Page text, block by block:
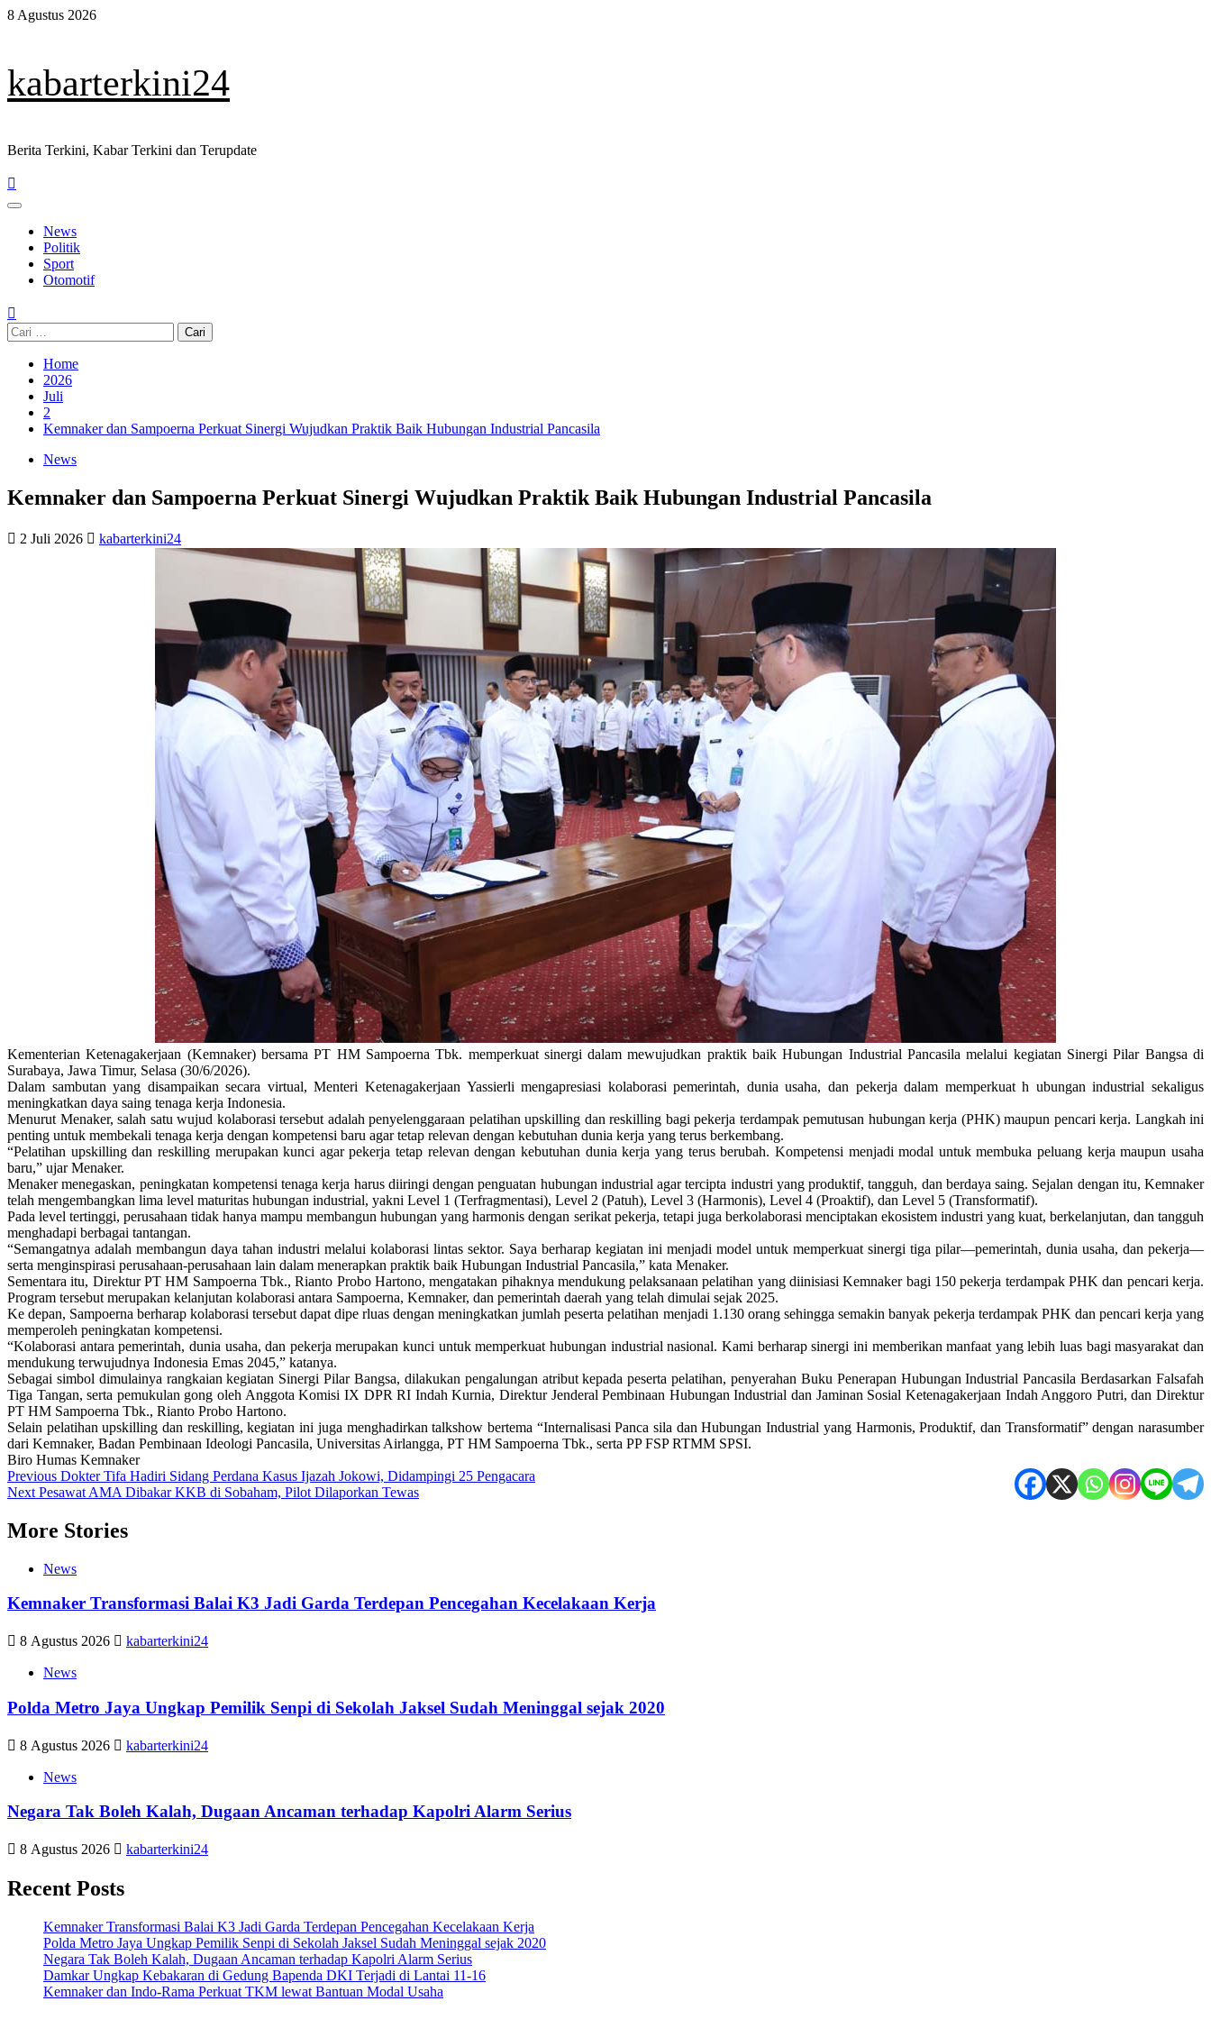
Skip
8 Agustus 2026
kabarterkini24
Berita Terkini, Kabar Terkini dan Terupdate
Primary
News
Politik
Sport
Otomotif
Cari
untuk:
Home
2026
Juli
2
Kemnaker dan Sampoerna Perkuat Sinergi Wujudkan Praktik Baik Hubungan Industrial Pancasila
News
Kemnaker dan Sampoerna Perkuat Sinergi Wujudkan Praktik Baik Hubungan Industrial Pancasila
2 Juli 2026 kabarterkini24
Kementerian Ketenagakerjaan (Kemnaker) bersama PT HM Sampoerna Tbk. memperkuat sinergi dalam mewujudkan praktik baik Hubungan Industrial Pancasila melalui kegiatan Sinergi Pilar Bangsa di
Surabaya, Jawa Timur, Selasa (30/6/2026).
Dalam sambutan yang disampaikan secara virtual, Menteri Ketenagakerjaan Yassierli mengapresiasi kolaborasi pemerintah, dunia usaha, dan pekerja dalam memperkuat h ubungan industrial sekaligus
meningkatkan daya saing tenaga kerja Indonesia.
Menurut Menaker, salah satu wujud kolaborasi tersebut adalah penyelenggaraan pelatihan upskilling dan reskilling bagi pekerja terdampak pemutusan hubungan kerja (PHK) maupun pencari kerja. Langkah ini
penting untuk membekali tenaga kerja dengan kompetensi baru agar tetap relevan dengan kebutuhan dunia kerja yang terus berkembang.
“Pelatihan upskilling dan reskilling merupakan kunci agar pekerja tetap relevan dengan kebutuhan dunia kerja yang terus berubah. Kompetensi menjadi modal untuk membuka peluang kerja maupun usaha
baru,” ujar Menaker.
Menaker menegaskan, peningkatan kompetensi tenaga kerja harus diiringi dengan penguatan hubungan industrial agar tercipta industri yang produktif, tangguh, dan berdaya saing. Sejalan dengan itu, Kemnaker
telah mengembangkan lima level maturitas hubungan industrial, yakni Level 1 (Terfragmentasi), Level 2 (Patuh), Level 3 (Harmonis), Level 4 (Proaktif), dan Level 5 (Transformatif).
Pada level tertinggi, perusahaan tidak hanya mampu membangun hubungan yang harmonis dengan serikat pekerja, tetapi juga berkolaborasi menciptakan ekosistem industri yang kuat, berkelanjutan, dan tangguh
menghadapi berbagai tantangan.
“Semangatnya adalah membangun daya tahan industri melalui kolaborasi lintas sektor. Saya berharap kegiatan ini menjadi model untuk memperkuat sinergi tiga pilar—pemerintah, dunia usaha, dan pekerja—
serta menginspirasi perusahaan-perusahaan lain dalam menerapkan praktik baik Hubungan Industrial Pancasila,” kata Menaker.
Sementara itu, Direktur PT HM Sampoerna Tbk., Rianto Probo Hartono, mengatakan pihaknya mendukung pelaksanaan pelatihan yang diinisiasi Kemnaker bagi 150 pekerja terdampak PHK dan pencari kerja.
Program tersebut merupakan kelanjutan kolaborasi antara Sampoerna, Kemnaker, dan pemerintah daerah yang telah dimulai sejak 2025.
Ke depan, Sampoerna berharap kolaborasi tersebut dapat dipe rluas dengan meningkatkan jumlah peserta pelatihan menjadi 1.130 orang sehingga semakin banyak pekerja terdampak PHK dan pencari kerja yang
memperoleh peningkatan kompetensi.
“Kolaborasi antara pemerintah, dunia usaha, dan pekerja merupakan kunci untuk memperkuat hubungan industrial nasional. Kami berharap sinergi ini memberikan manfaat yang lebih luas bagi masyarakat dan
mendukung terwujudnya Indonesia Emas 2045,” katanya.
Sebagai simbol dimulainya rangkaian kegiatan Sinergi Pilar Bangsa, dilakukan pengalungan atribut kepada peserta pelatihan, penyerahan Buku Penerapan Hubungan Industrial Pancasila Berdasarkan Falsafah
Tiga Tangan, serta pemukulan gong oleh Anggota Komisi IX DPR RI Indah Kurnia, Direktur Jenderal Pembinaan Hubungan Industrial dan Jaminan Sosial Ketenagakerjaan Indah Anggoro Putri, dan Direktur
PT HM Sampoerna Tbk., Rianto Probo Hartono.
Selain pelatihan upskilling dan reskilling, kegiatan ini juga menghadirkan talkshow bertema “Internalisasi Panca sila dan Hubungan Industrial yang Harmonis, Produktif, dan Transformatif” dengan narasumber
dari Kemnaker, Badan Pembinaan Ideologi Pancasila, Universitas Airlangga, PT HM Sampoerna Tbk., serta PP FSP RTMM SPSI.
Biro Humas Kemnaker
Post
navigation
Previous Dokter Tifa Hadiri Sidang Perdana Kasus Ijazah Jokowi, Didampingi 25 Pengacara
Next Pesawat AMA Dibakar KKB di Sobaham, Pilot Dilaporkan Tewas
More Stories
News
Kemnaker Transformasi Balai K3 Jadi Garda Terdepan Pencegahan Kecelakaan Kerja
8 Agustus 2026 kabarterkini24
News
Polda Metro Jaya Ungkap Pemilik Senpi di Sekolah Jaksel Sudah Meninggal sejak 2020
8 Agustus 2026 kabarterkini24
News
Negara Tak Boleh Kalah, Dugaan Ancaman terhadap Kapolri Alarm Serius
8 Agustus 2026 kabarterkini24
Recent Posts
Kemnaker Transformasi Balai K3 Jadi Garda Terdepan Pencegahan Kecelakaan Kerja
Polda Metro Jaya Ungkap Pemilik Senpi di Sekolah Jaksel Sudah Meninggal sejak 2020
Negara Tak Boleh Kalah, Dugaan Ancaman terhadap Kapolri Alarm Serius
Damkar Ungkap Kebakaran di Gedung Bapenda DKI Terjadi di Lantai 11-16
Kemnaker dan Indo-Rama Perkuat TKM lewat Bantuan Modal Usaha